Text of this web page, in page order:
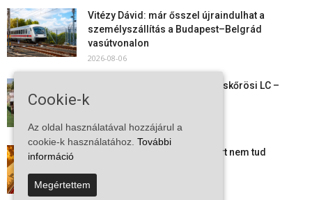
Vitézy Dávid: már ősszel újraindulhat a
személyszállítás a Budapest–Belgrád
vasútvonalon
2026-08-06
Megkezdte a felkészülést a Kiskőrösi LC –
együtt maradt a keret,...
Mi történik Európa felett? Ezért nem tud
2026-08-05
Cookie-k
Az oldal használatával hozzájárul a
cookie-k használatához. További
információ
Megértettem